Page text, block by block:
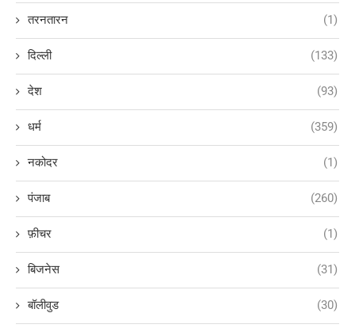
तरनतारन (1)
दिल्ली (133)
देश (93)
धर्म (359)
नकोदर (1)
पंजाब (260)
फ़ीचर (1)
बिजनेस (31)
बॉलीवुड (30)